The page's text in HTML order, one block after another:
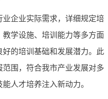
企业实际需求，详细规定培
学设施、培训能力等多方面
的培训基础和发展潜力。此
围，符合我市产业发展对多
人才培养注入新动力。